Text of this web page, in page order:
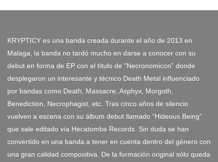
KRYPTICY es una banda creada durante el año de 2013 en
Malaga, la banda no tardó mucho en darse a conocer con su
debut en forma de EP con el título de “Necronomicon” donde
desplegaron un interesante y técnico Death Metal influenciado
por bandas como Death, Massacre, Asphyx, Morgoth,
Benediction, Necrophagist, etc. Tras cinco años de silencio
vuelven a escena con su álbum debut llamado “Hideous Being”
que sale editado vía Hecatombe Records. Sin duda se han
convertido en una banda a tener en cuenta dentro del género con
una gran calidad compositiva. De la formación original sólo queda